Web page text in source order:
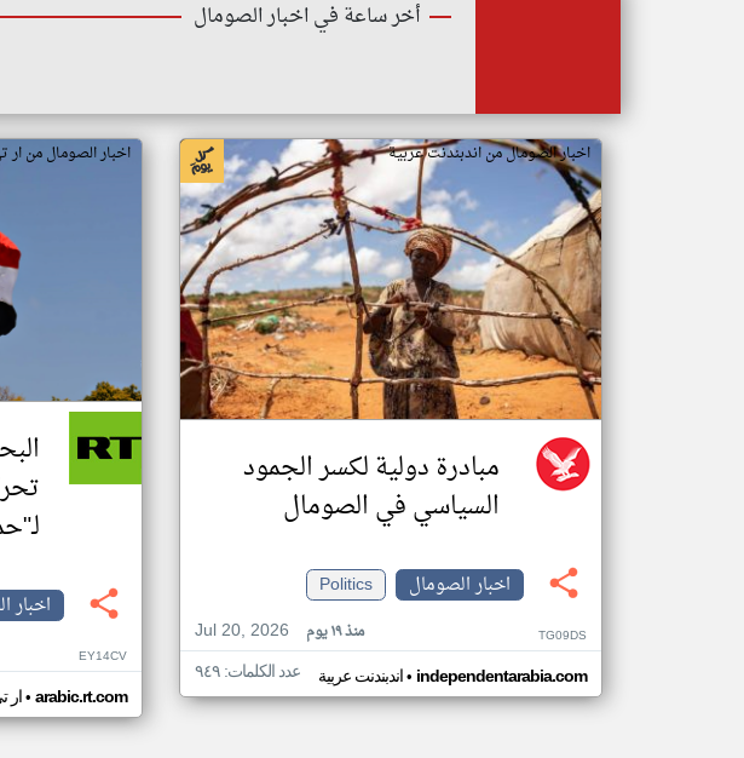
أخر ساعة في اخبار الصومال
اخبار الصومال من اندبندنت عربية
مبادرة دولية لكسر الجمود
السياسي في الصومال
اخبار الصومال
Politics
Jul 20, 2026
منذ ١٩ يوم TG09DS
اندبندنت عربية• independentarabia.com عدد الكلمات: ٩٤٩
اخبار الصومال من
اخبار
EY14CV
ار• arabic.rt.com